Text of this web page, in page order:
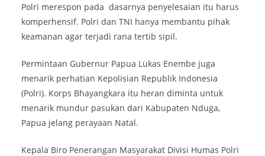
Polri merespon pada dasarnya penyelesaian itu harus
komperhensif. Polri dan TNI hanya membantu pihak
keamanan agar terjadi rana tertib sipil.
Permintaan Gubernur Papua Lukas Enembe juga
menarik perhatian Kepolisian Republik Indonesia
(Polri). Korps Bhayangkara itu heran diminta untuk
menarik mundur pasukan dari Kabupaten Nduga,
Papua jelang perayaan Natal.
Kepala Biro Penerangan Masyarakat Divisi Humas Polri